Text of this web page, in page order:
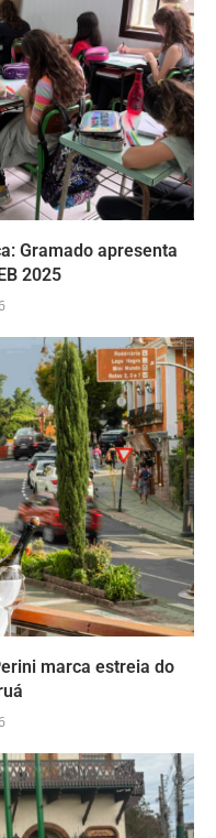
Gramado apresenta
2025
marca estreia do